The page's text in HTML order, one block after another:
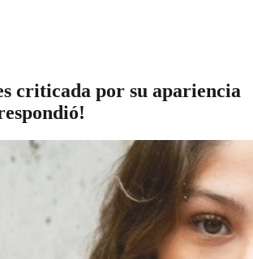
criticada por su apariencia